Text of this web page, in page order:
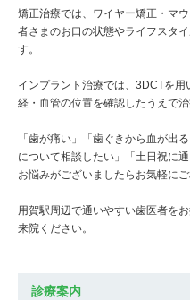
矯正治療では、ワイヤー矯正・マ
者さまのお口の状態やライフスタ
す。
インプラント治療では、3DCTを
経・血管の位置を確認したうえで治
「歯が痛い」「歯ぐきから血が出
について相談したい」「土日祝に
お悩みがございましたらお気軽にご
用賀駅周辺で通いやすい歯医者を
来院ください。
診療案内